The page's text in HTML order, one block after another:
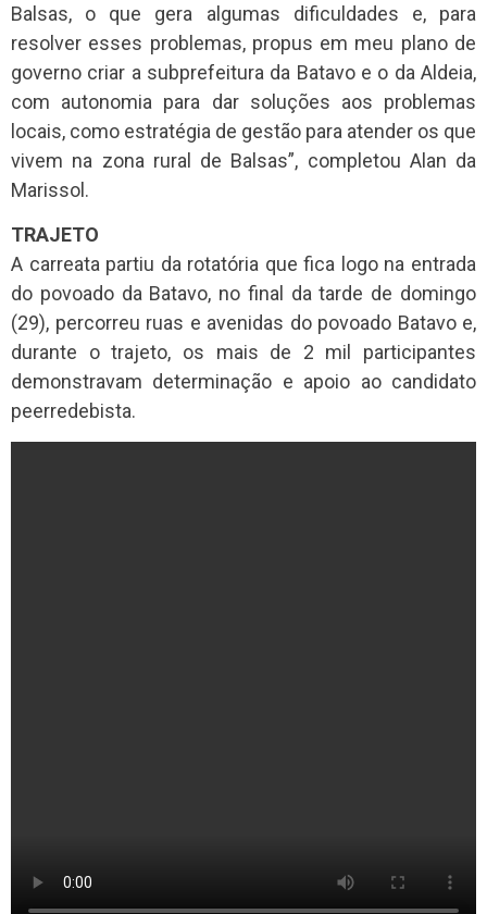
Balsas, o que gera algumas dificuldades e, para
resolver esses problemas, propus em meu plano de
governo criar a subprefeitura da Batavo e o da Aldeia,
com autonomia para dar soluções aos problemas
locais, como estratégia de gestão para atender os que
vivem na zona rural de Balsas”, completou Alan da
Marissol.
TRAJETO
A carreata partiu da rotatória que fica logo na entrada
do povoado da Batavo, no final da tarde de domingo
(29), percorreu ruas e avenidas do povoado Batavo e,
durante o trajeto, os mais de 2 mil participantes
demonstravam determinação e apoio ao candidato
peerredebista.